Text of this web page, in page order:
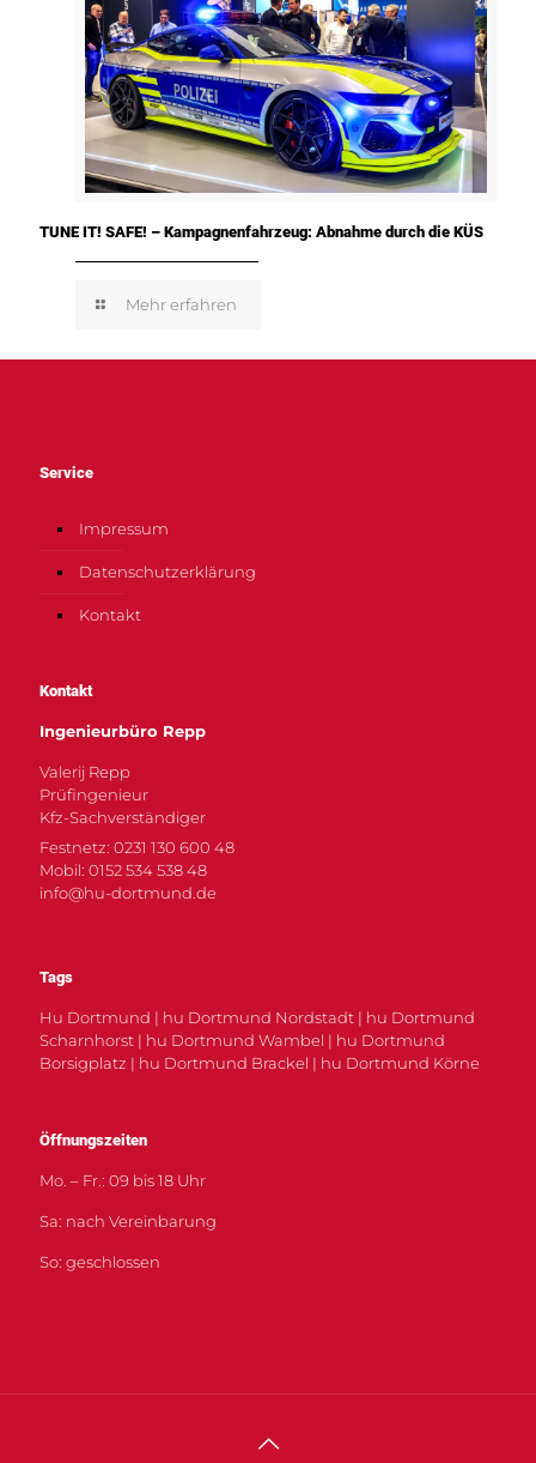
TUNE IT! SAFE! – Kampagnenfahrzeug: Abnahme durch die KÜS
Mehr erfahren
Service
Impressum
Datenschutzerklärung
Kontakt
Kontakt
Ingenieurbüro Repp
Valerij Repp
Prüfingenieur
Kfz-Sachverständiger
Festnetz: 0231 130 600 48
Mobil: 0152 534 538 48
info@hu-dortmund.de
Tags
Hu Dortmund | hu Dortmund Nordstadt | hu Dortmund
Scharnhorst | hu Dortmund Wambel | hu Dortmund
Borsigplatz | hu Dortmund Brackel | hu Dortmund Körne
Öffnungszeiten
Mo. – Fr.: 09 bis 18 Uhr
Sa: nach Vereinbarung
So: geschlossen